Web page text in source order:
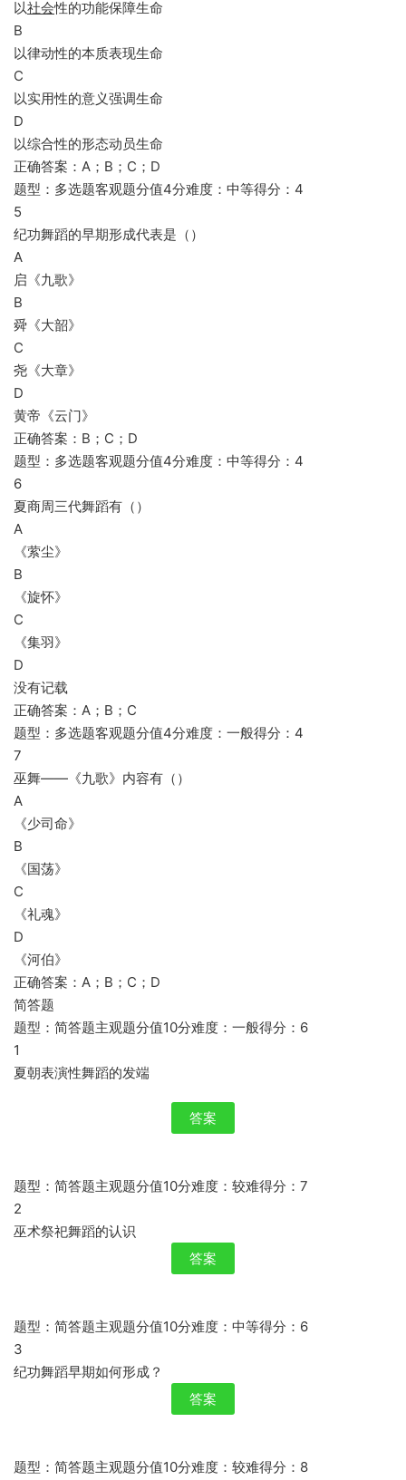
以社会性的功能保障生命
B
以律动性的本质表现生命
C
以实用性的意义强调生命
D
以综合性的形态动员生命
正确答案：A；B；C；D
题型：多选题客观题分值4分难度：中等得分：4
5
纪功舞蹈的早期形成代表是（）
A
启《九歌》
B
舜《大韶》
C
尧《大章》
D
黄帝《云门》
正确答案：B；C；D
题型：多选题客观题分值4分难度：中等得分：4
6
夏商周三代舞蹈有（）
A
《萦尘》
B
《旋怀》
C
《集羽》
D
没有记载
正确答案：A；B；C
题型：多选题客观题分值4分难度：一般得分：4
7
巫舞——《九歌》内容有（）
A
《少司命》
B
《国荡》
C
《礼魂》
D
《河伯》
正确答案：A；B；C；D
简答题
题型：简答题主观题分值10分难度：一般得分：6
1
夏朝表演性舞蹈的发端
答案
题型：简答题主观题分值10分难度：较难得分：7
2
巫术祭祀舞蹈的认识
答案
题型：简答题主观题分值10分难度：中等得分：6
3
纪功舞蹈早期如何形成？
答案
题型：简答题主观题分值10分难度：较难得分：8